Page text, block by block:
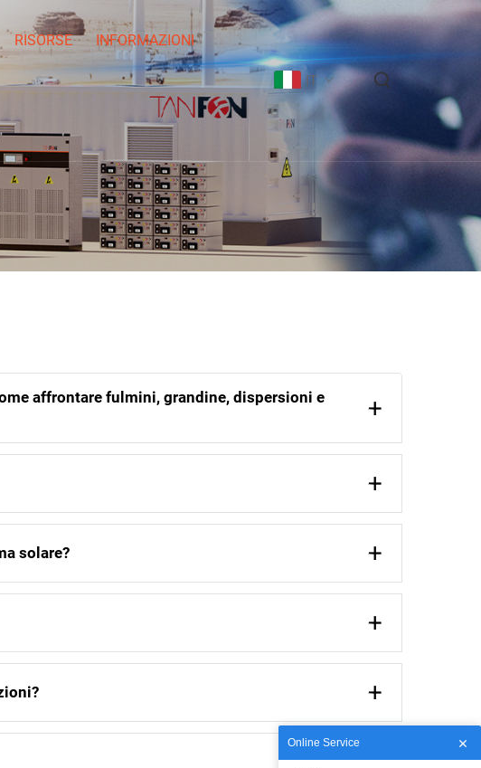
RISORSE INFORMAZIONI
IT
affrontare fulmini, grandine, dispersioni e
solare?
Online Service